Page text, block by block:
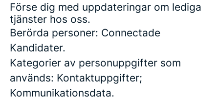
Förse dig med uppdateringar om lediga
tjänster hos oss.
Berörda personer: Connectade
Kandidater.
Kategorier av personuppgifter som
används: Kontaktuppgifter;
Kommunikationsdata.